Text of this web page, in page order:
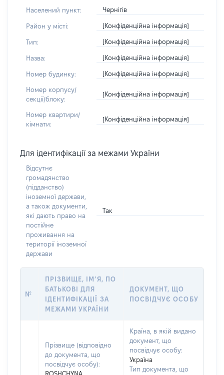
Населений пункт: Чернігів
Район у місті: [Конфіденційна інформація]
Тип: [Конфіденційна інформація]
Назва: [Конфіденційна інформація]
Номер будинку: [Конфіденційна інформація]
Номер корпусу/
секції/блоку:
[Конфіденційна інформація]
Номер квартири/
кімнати:
[Конфіденційна інформація]
Для ідентифікації за межами України
Відсутнє
громадянство
(підданство)
іноземної держави,
а також документи,
які дають право на
постійне
проживання на
території іноземної
держави
Так
№
ПРІЗВИЩЕ, ІМ’Я, ПО
БАТЬКОВІ ДЛЯ
ІДЕНТИФІКАЦІЇ ЗА
МЕЖАМИ УКРАЇНИ
ДОКУМЕНТ, ЩО
ПОСВІДЧУЄ ОСОБУ
Прізвище (відповідно
до документа, що
посвідчує особу):
ROSHCHYNA
Країна, в якій видано
документ, що
посвідчує особу:
Україна
Тип документа, що